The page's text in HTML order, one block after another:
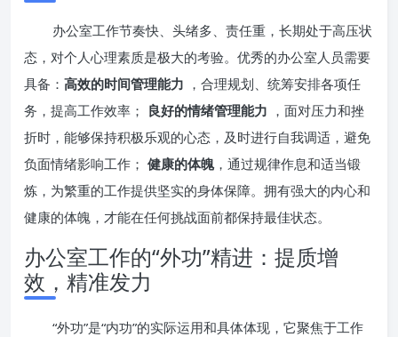
办公室工作节奏快、头绪多、责任重，长期处于高压状
态，对个人心理素质是极大的考验。优秀的办公室人员需要
具备： 高效的时间管理能力 ，合理规划、统筹安排各项任
务，提高工作效率； 良好的情绪管理能力 ，面对压力和挫
折时，能够保持积极乐观的心态，及时进行自我调适，避免
负面情绪影响工作； 健康的体魄，通过规律作息和适当锻
炼，为繁重的工作提供坚实的身体保障。拥有强大的内心和
健康的体魄，才能在任何挑战面前都保持最佳状态。
办公室工作的“外功”精进：提质增
效，精准发力
“外功”是“内功”的实际运用和具体体现，它聚焦于工作